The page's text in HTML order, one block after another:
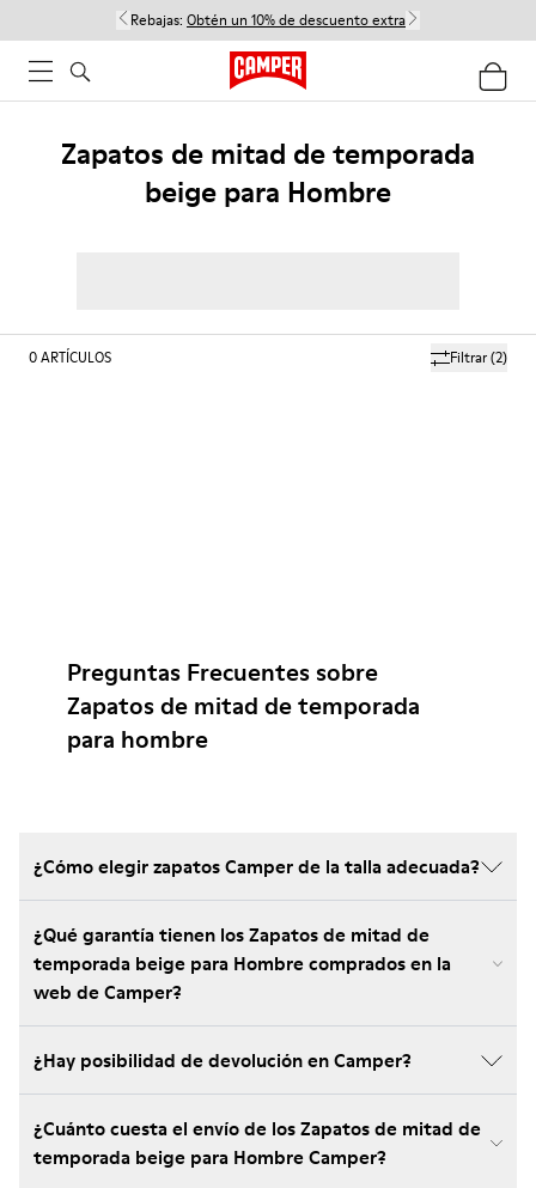
Rebajas: Obtén un 10% de descuento extra
Zapatos de mitad de temporada
beige para Hombre
Filtrar(2)
0ARTÍCULOS
Preguntas Frecuentes sobre
Zapatos de mitad de temporada
para hombre
¿Cómo elegir zapatos Camper de la talla adecuada?
¿Qué garantía tienen los Zapatos de mitad de
temporada beige para Hombre comprados en la
web de Camper?
¿Hay posibilidad de devolución en Camper?
¿Cuánto cuesta el envío de los Zapatos de mitad de
temporada beige para Hombre Camper?